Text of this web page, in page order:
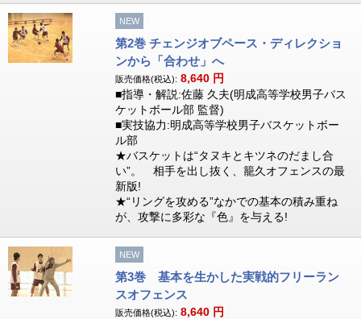
NEW
第2巻 チェンジオブペース・ディレクショ
ンから「合わせ」へ
販売価格(税込): 8,640 円
■指導・解説:佐藤 久夫(明成高等学校男子バス
ケットボール部 監督)
■実技協力:明成高等学校男子バスケットボー
ル部
★バスケットは“タヌキとキツネのだまし合
い”。 相手を出し抜く、籠久オフェンスの最
新版!
★“リングを攻める”なかでの基本の積み重ね
が、攻撃に多彩な『色』を与える!
NEW
第3巻 基本を生かした実戦的フリーラン
スオフェンス
販売価格(税込): 8,640 円